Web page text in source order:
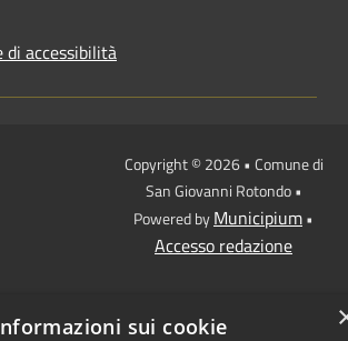
di accessibilità
Copyright © 2026 • Comune di
San Giovanni Rotondo •
Powered byMunicipium•
Accesso redazione
sui cookie